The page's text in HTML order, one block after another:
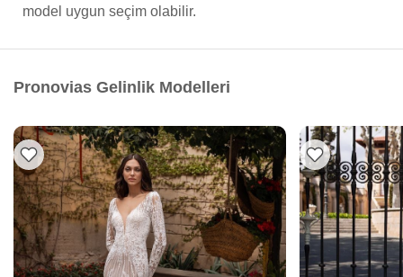
model uygun seçim olabilir.
Pronovias Gelinlik Modelleri